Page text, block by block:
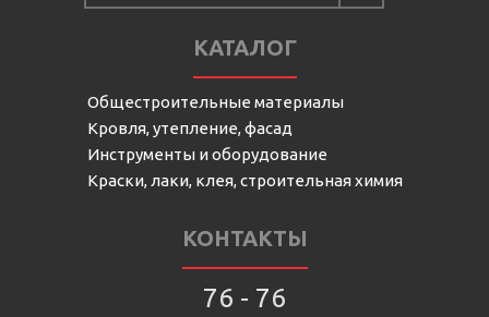
КАТАЛОГ
Общестроительные материалы
Кровля, утепление, фасад
Инструменты и оборудование
Краски, лаки, клея, строительная химия
КОНТАКТЫ
76 - 76